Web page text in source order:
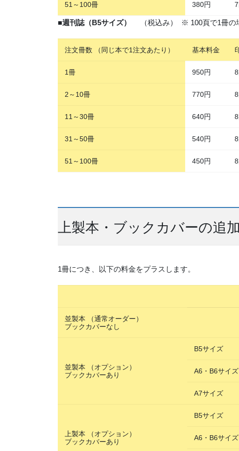
51～100冊 380円
■週刊誌（B5サイズ） （税込み） ※ 100頁で1冊の
注文冊数 （同じ本で1注文あたり） 基本料金
1冊 950円
2～10冊 770円
11～30冊 640円
31～50冊 540円
51～100冊 450円
上製本・ブックカバーの追
1冊につき、以下の料金をプラスします。
並製本 （通常オーダー）
ブックカバーなし
並製本 （オプション）
ブックカバーあり
B5サイズ
A6・B6サイズ
A7サイズ
上製本 （オプション）
ブックカバーあり
B5サイズ
A6・B6サイズ